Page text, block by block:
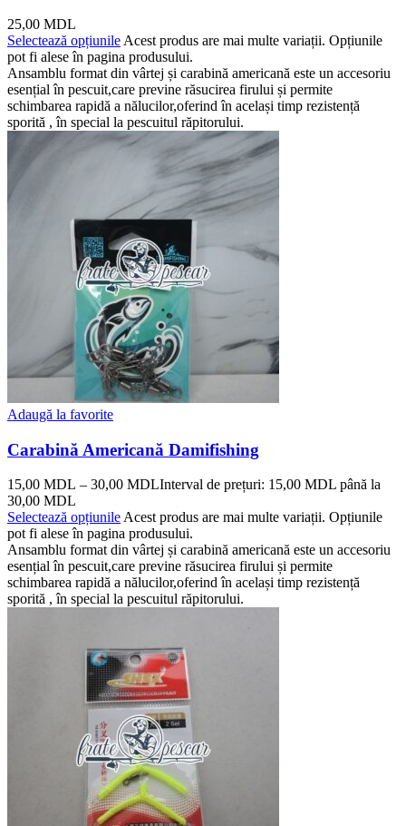
25,00 MDL
Selectează opțiunile Acest produs are mai multe variații. Opțiunile
pot fi alese în pagina produsului.
Ansamblu format din vârtej și carabină americană este un accesoriu
esențial în pescuit,care previne răsucirea firului și permite
schimbarea rapidă a nălucilor,oferind în același timp rezistență
sporită , în special la pescuitul răpitorului.
Adaugă la favorite
Carabină Americană Damifishing
15,00 MDL – 30,00 MDLInterval de prețuri: 15,00 MDL până la
30,00 MDL
Selectează opțiunile Acest produs are mai multe variații. Opțiunile
pot fi alese în pagina produsului.
Ansamblu format din vârtej și carabină americană este un accesoriu
esențial în pescuit,care previne răsucirea firului și permite
schimbarea rapidă a nălucilor,oferind în același timp rezistență
sporită , în special la pescuitul răpitorului.